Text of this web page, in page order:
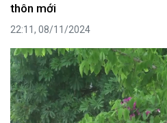
thôn mới
22:11, 08/11/2024